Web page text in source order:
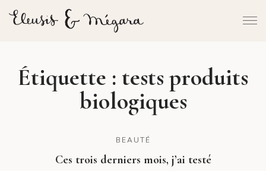
Étiquette : tests produits
biologiques
BEAUTÉ
Ces trois derniers mois, j’ai testé